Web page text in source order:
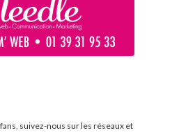
suivez-nous sur les réseaux et